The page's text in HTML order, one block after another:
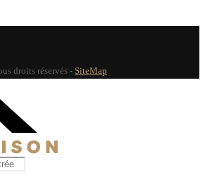
droits réservés - SiteMap